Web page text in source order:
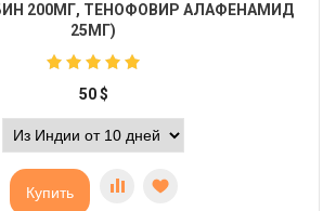
200МГ, ТЕНОФОВИР АЛАФЕНАМИД
25МГ)
50 $
Купить